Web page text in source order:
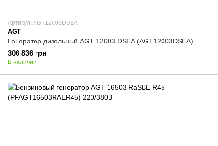
Артикул: AGT12003DSEA
AGT
Генератор дизельный AGT 12003 DSEA (AGT12003DSEA)
306 836 грн
В наличии